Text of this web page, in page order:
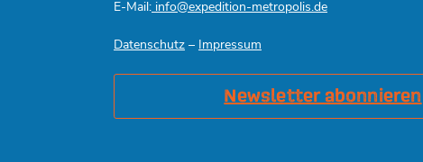
E-Mail: info@expedition-metropolis.de
Datenschutz – Impressum
Newsletter abonnieren